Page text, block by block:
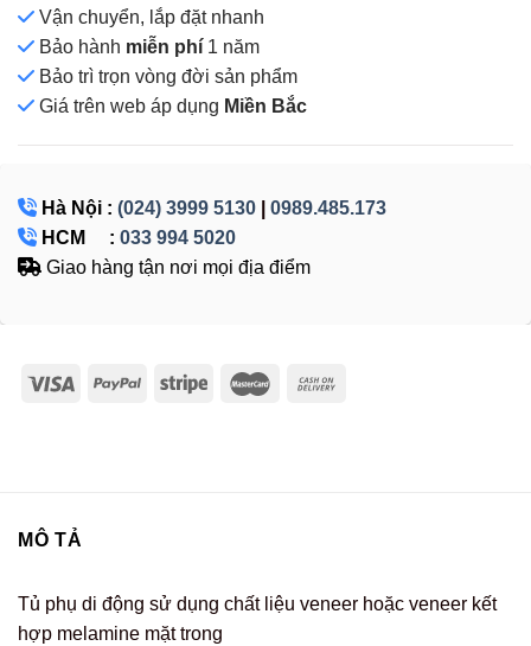
Vận chuyển, lắp đặt nhanh
Bảo hành miễn phí 1 năm
Bảo trì trọn vòng đời sản phẩm
Giá trên web áp dụng Miền Bắc
Hà Nội : (024) 3999 5130
0989.485.173
HCM : 033 994 5020
Giao hàng tận nơi mọi địa điểm
MÔ TẢ
Tủ phụ di động sử dụng chất liệu veneer hoặc veneer kết
hợp melamine mặt trong